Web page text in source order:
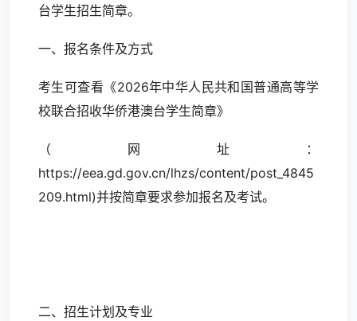
台学生招生简章。
一、报名条件及方式
考生可查看《2026年中华人民共和国普通高等学
校联合招收华侨港澳台学生简章》
（网址：
https://eea.gd.gov.cn/lhzs/content/post_4845
209.html)并按简章要求参加报名及考试。
二、招生计划及专业